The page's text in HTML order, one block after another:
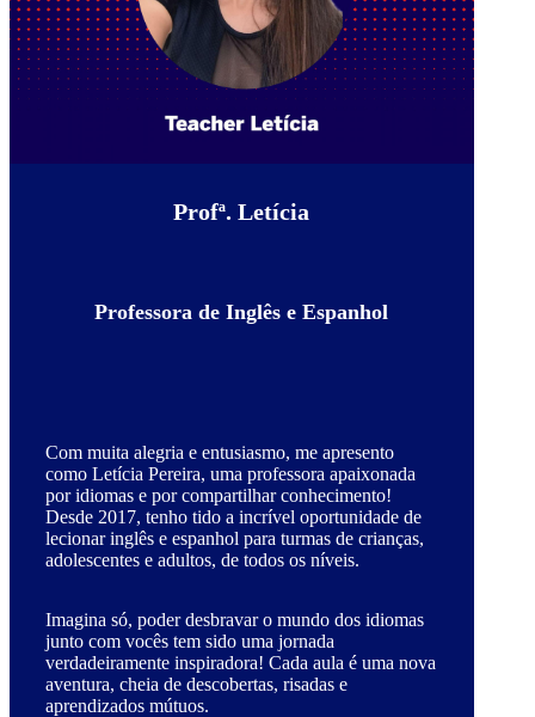
Profª. Letícia
Professora de Inglês e Espanhol
Com muita alegria e entusiasmo, me apresento
como Letícia Pereira, uma professora apaixonada
por idiomas e por compartilhar conhecimento!
Desde 2017, tenho tido a incrível oportunidade de
lecionar inglês e espanhol para turmas de crianças,
adolescentes e adultos, de todos os níveis.
Imagina só, poder desbravar o mundo dos idiomas
junto com vocês tem sido uma jornada
verdadeiramente inspiradora! Cada aula é uma nova
aventura, cheia de descobertas, risadas e
aprendizados mútuos.